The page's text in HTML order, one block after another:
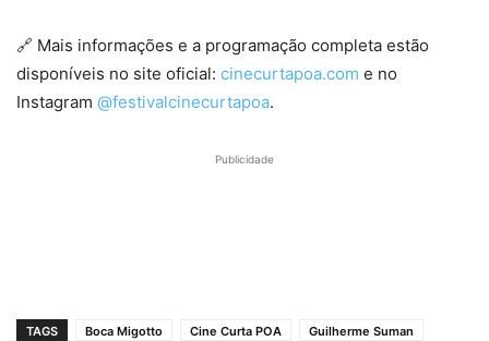
🔗 Mais informações e a programação completa estão
disponíveis no site oficial: cinecurtapoa.com e no
Instagram @festivalcinecurtapoa.
Publicidade
TAGS Boca Migotto Cine Curta POA
Guilherme Suman